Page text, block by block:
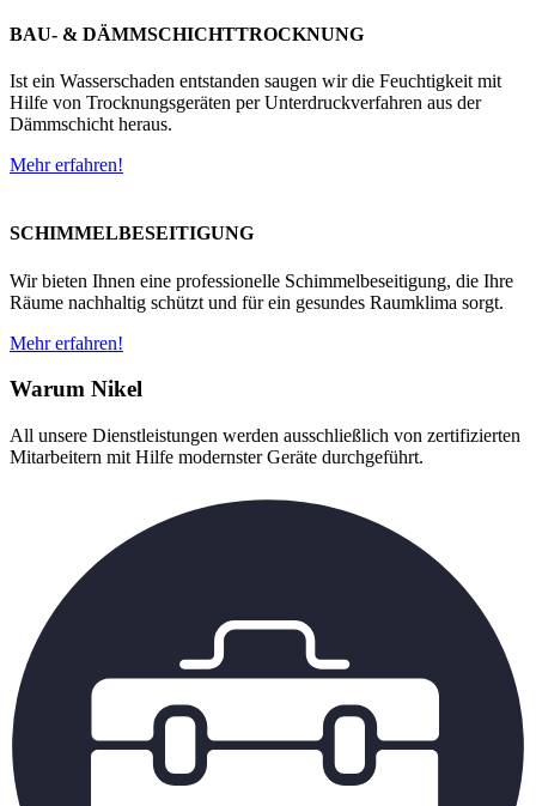
BAU- & DÄMMSCHICHTTROCKNUNG
Ist ein Wasserschaden entstanden saugen wir die Feuchtigkeit mit
Hilfe von Trocknungsgeräten per Unterdruckverfahren aus der
Dämmschicht heraus.
Mehr erfahren!
SCHIMMELBESEITIGUNG
Wir bieten Ihnen eine professionelle Schimmelbeseitigung, die Ihre
Räume nachhaltig schützt und für ein gesundes Raumklima sorgt.
Mehr erfahren!
Warum Nikel
All unsere Dienstleistungen werden ausschließlich von zertifizierten
Mitarbeitern mit Hilfe modernster Geräte durchgeführt.